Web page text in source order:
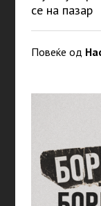
се на пазар
Повеќе од